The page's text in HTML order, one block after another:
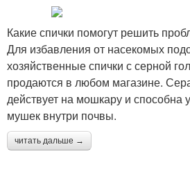
Какие спички помогут решить
Для избавления от насекомых
хозяйственные спички с серной
продаются в любом магазине.
действует на мошкару и способна
мушек внутри почвы.
читать дальше →